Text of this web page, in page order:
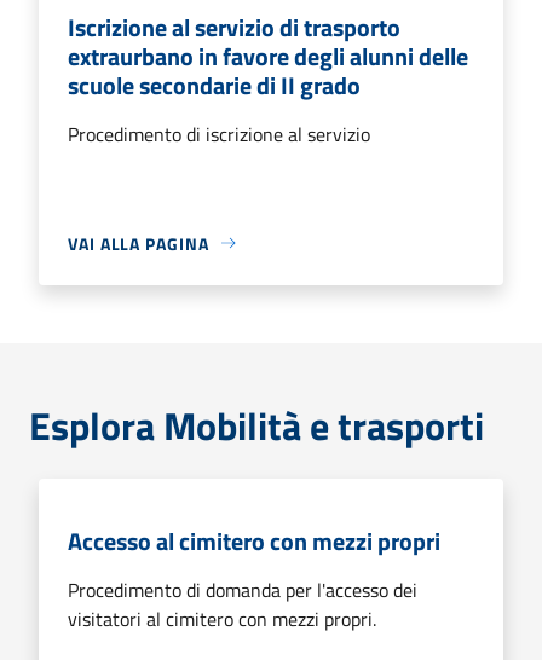
Iscrizione al servizio di trasporto
extraurbano in favore degli alunni delle
scuole secondarie di II grado
Procedimento di iscrizione al servizio
VAI ALLA PAGINA
Esplora Mobilità e trasporti
Accesso al cimitero con mezzi propri
Procedimento di domanda per l'accesso dei
visitatori al cimitero con mezzi propri.